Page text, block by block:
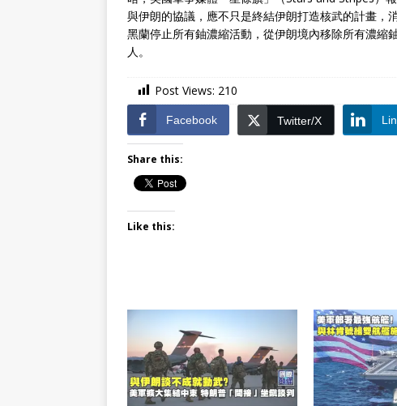
與伊朗的協議，應不只是終結伊朗打造核武的計畫，
黑蘭停止所有鈾濃縮活動，從伊朗境內移除所有濃縮
人。
Post Views: 210
Facebook Twitter/X
Share this:
Like this: